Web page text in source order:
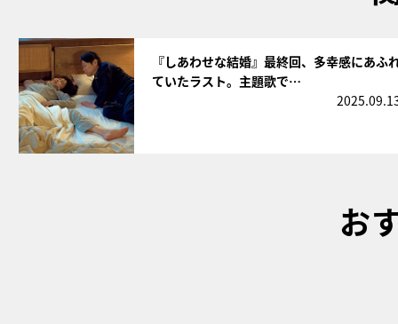
『しあわせな結婚』最終回、多幸感にあふ
ていたラスト。主題歌で…
お